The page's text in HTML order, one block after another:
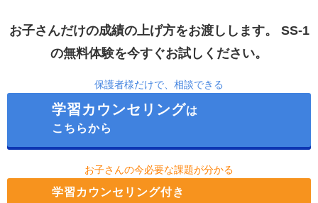
白金台
下北沢
お子さんだけの成績の上げ方をお渡しします。
SS-1
の無料体験を今すぐお試しください。
保護者様だけで、相談できる
学習カウンセリングは
こちらから
お子さんの今必要な課題が分かる
学習カウンセリング付き